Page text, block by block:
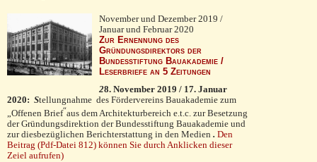
November und Dezember 2019 /
Januar und Februar 2020
Zur Ernennung des
Gründungsdirektors der
Bundesstiftung Bauakademie /
Leserbriefe an 5 Zeitungen
28. November 2019 / 17. Januar
2020: Stellungnahme des Fördervereins Bauakademie zum
„Offenen Brief“aus dem Architekturbereich e.t.c. zur Besetzung
der Gründungs­direktion der Bundes­stiftung Bauakademie und
zur diesbezüglichen Berichterstattung in den Medien . Den
Beitrag (Pdf-Datei 812) können Sie durch Anklicken dieser
Zeiel aufrufen)